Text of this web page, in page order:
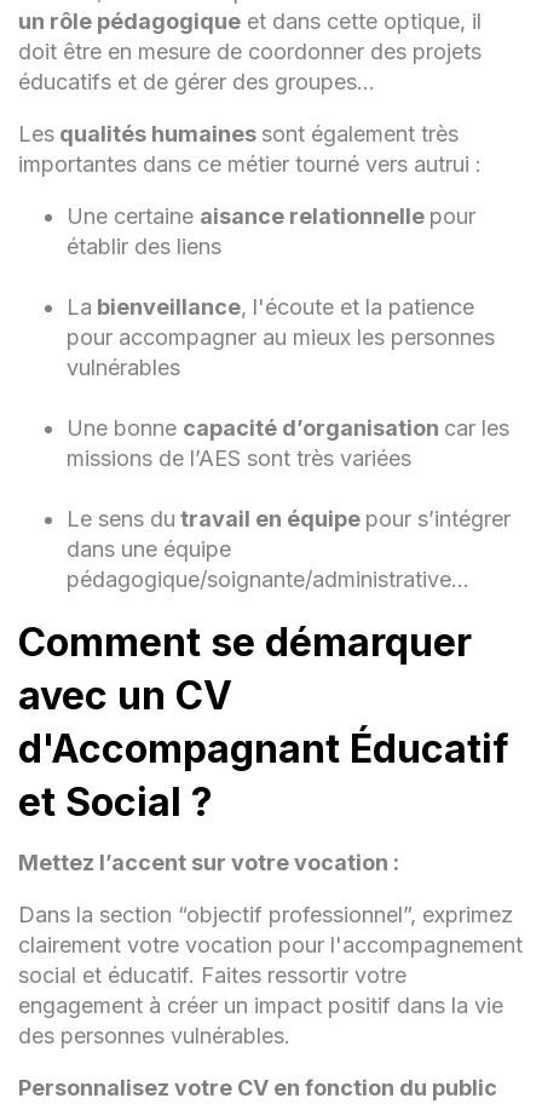
un rôle pédagogique et dans cette optique, il
doit être en mesure de coordonner des projets
éducatifs et de gérer des groupes…
Les qualités humaines sont également très
importantes dans ce métier tourné vers autrui :
Une certaine aisance relationnelle pour
établir des liens
La bienveillance, l'écoute et la patience
pour accompagner au mieux les personnes
vulnérables
Une bonne capacité d’organisation car les
missions de l’AES sont très variées
Le sens du travail en équipe pour s’intégrer
dans une équipe
pédagogique/soignante/administrative…
Comment se démarquer
avec un CV
d'Accompagnant Éducatif
et Social ?
Mettez l’accent sur votre vocation :
Dans la section “objectif professionnel”, exprimez
clairement votre vocation pour l'accompagnement
social et éducatif. Faites ressortir votre
engagement à créer un impact positif dans la vie
des personnes vulnérables.
Personnalisez votre CV en fonction du public